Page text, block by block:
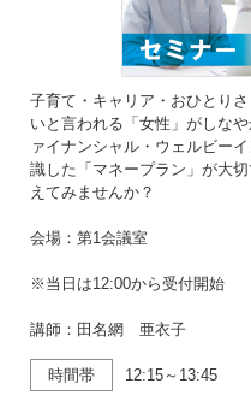
子育て・キャリア・おひとり
いと言われる「女性」がしな
ァイナンシャル・ウェルビー
識した「マネープラン」が大
えてみませんか？
会場：第1会議室
※当日は12:00から受付開始
講師：田名網 亜衣子
時間帯 12:15～13:45